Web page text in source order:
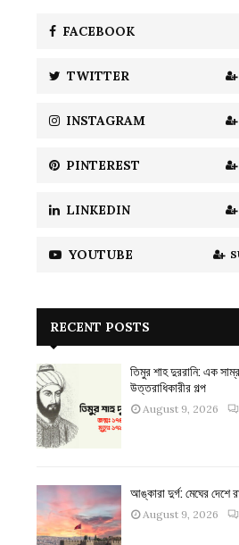
FACEBOOK
TWITTER
INSTAGRAM
PINTEREST
LINKEDIN
YOUTUBE
RECENT POSTS
তিমুর শাহ দুররানি: এক
উত্তরাধিকারীর গল্প
August 9, 2026
আঙ্কারা দুর্গ: মেঘের দেশে
August 9, 2026